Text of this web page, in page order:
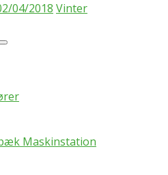
04/2018 Vinter
Maskinstation